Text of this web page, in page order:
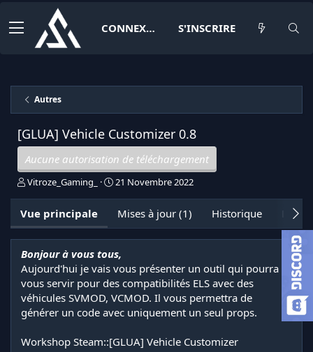
CONNEXION S'INSCRIRE
Autres
[GLUA] Vehicle Customizer 0.8
Aucune autorisation de téléchargement
A
e
u
Vitroze_Gaming_
D
e
d
c
r
é
a
i
n
21 Novembre 2022
Vue principale Mises à jour (1) Historique
Bonjour à vous tous,
Aujourd'hui je vais vous présenter un outil qui pourra
vous servir pour des compatibilités ELS avec des
véhicules SVMOD, VCMOD. Il vous permettra de
générer un code avec uniquement un seul props.
Workshop Steam::[GLUA] Vehicle Customizer